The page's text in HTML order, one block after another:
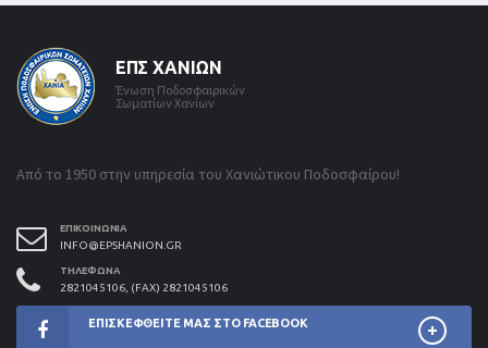
ΕΠΣ ΧΑΝΊΩΝ
Ένωση Ποδοσφαιρικών
Σωματίων Χανίων
Από το 1950 στην υπηρεσία του Χανιώτικου Ποδοσφαίρου!
ΕΠΙΚΟΙΝΩΝΊΑ
INFO@EPSHANION.GR
ΤΗΛΈΦΩΝΑ
2821045106, (FAX) 2821045106
ΕΠΙΣΚΕΦΘΕΊΤΕ ΜΑΣ ΣΤΟ FACEBOOK